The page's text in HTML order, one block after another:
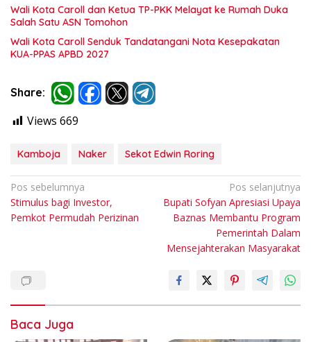
Wali Kota Caroll dan Ketua TP-PKK Melayat ke Rumah Duka
Salah Satu ASN Tomohon
Wali Kota Caroll Senduk Tandatangani Nota Kesepakatan
KUA-PPAS APBD 2027
Share:
Views 669
Kamboja Naker Sekot Edwin Roring
Navigasi
pos
Pos sebelumnya
Stimulus bagi Investor,
Pemkot Permudah Perizinan
Pos selanjutnya
Bupati Sofyan Apresiasi Upaya
Baznas Membantu Program
Pemerintah Dalam
Mensejahterakan Masyarakat
Baca Juga